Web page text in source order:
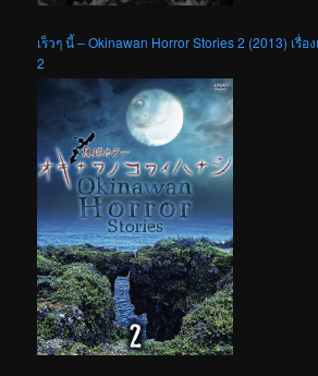
เร็วๆ นี้ – Okinawan Horror Stories 2 (2013) เรื่อ
2